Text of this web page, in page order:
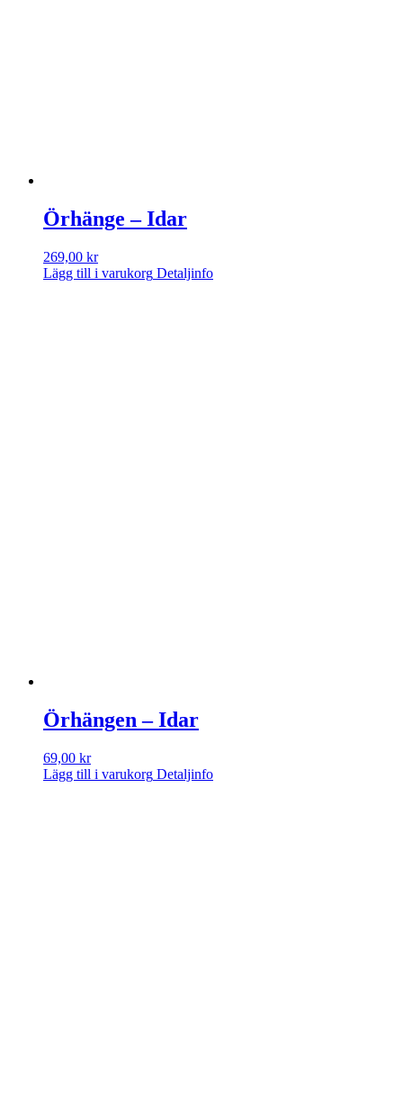
Örhänge – Idar
269,00 kr
Lägg till i varukorg Detaljinfo
Örhängen – Idar
69,00 kr
Lägg till i varukorg Detaljinfo